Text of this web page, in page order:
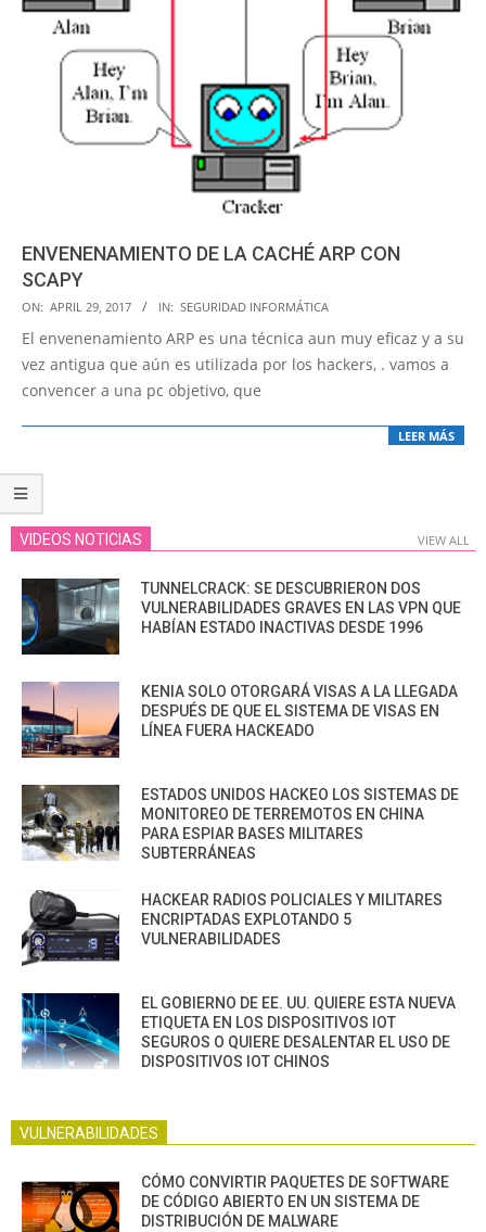
ENVENENAMIENTO DE LA CACHÉ ARP CON
SCAPY
2017-
04-
29
ON: APRIL 29, 2017 IN: SEGURIDAD INFORMÁTICA
El envenenamiento ARP es una técnica aun muy eficaz y a su
vez antigua que aún es utilizada por los hackers, . vamos a
convencer a una pc objetivo, que
LEER MÁS
VIDEOS NOTICIAS VIEW ALL
TUNNELCRACK: SE DESCUBRIERON DOS
VULNERABILIDADES GRAVES EN LAS VPN QUE
HABÍAN ESTADO INACTIVAS DESDE 1996
KENIA SOLO OTORGARÁ VISAS A LA LLEGADA
DESPUÉS DE QUE EL SISTEMA DE VISAS EN
LÍNEA FUERA HACKEADO
ESTADOS UNIDOS HACKEO LOS SISTEMAS DE
MONITOREO DE TERREMOTOS EN CHINA
PARA ESPIAR BASES MILITARES
SUBTERRÁNEAS
HACKEAR RADIOS POLICIALES Y MILITARES
ENCRIPTADAS EXPLOTANDO 5
VULNERABILIDADES
EL GOBIERNO DE EE. UU. QUIERE ESTA NUEVA
ETIQUETA EN LOS DISPOSITIVOS IOT
SEGUROS O QUIERE DESALENTAR EL USO DE
DISPOSITIVOS IOT CHINOS
VULNERABILIDADES
CÓMO CONVIRTIR PAQUETES DE SOFTWARE
DE CÓDIGO ABIERTO EN UN SISTEMA DE
DISTRIBUCIÓN DE MALWARE